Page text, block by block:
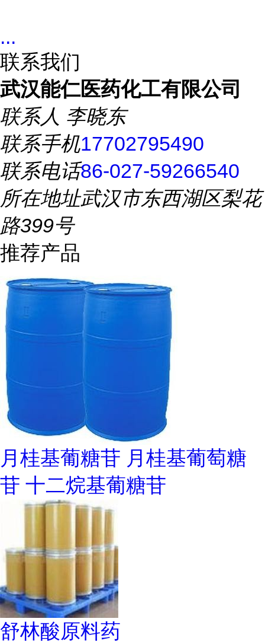
...
联系我们
武汉能仁医药化工有限公司
联系人 李晓东
联系手机17702795490
联系电话86-027-59266540
所在地址武汉市东西湖区梨花
路399号
推荐产品
月桂基葡糖苷 月桂基葡萄糖
苷 十二烷基葡糖苷
舒林酸原料药